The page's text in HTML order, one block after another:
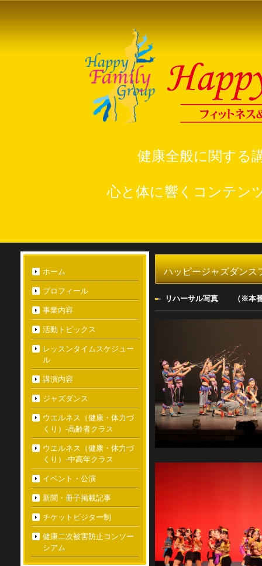
健康全般に関する
心と体に響くコンテン
ハッピージャズダンス
リハーサル写真 （※本番
ホーム
プロフィール
事業内容
活動トピックス
レッスンタイムスケジュー
ル
講演内容
ジャズダンス
ウエルネス（健康・体力づ
くり）-高齢者クラス
ウエルネス（健康・体力づ
くり）-中高年クラス
イベント・公演
新聞・冊子掲載記事
チケットビジター制
健康二次被害防止コンソー
シアム